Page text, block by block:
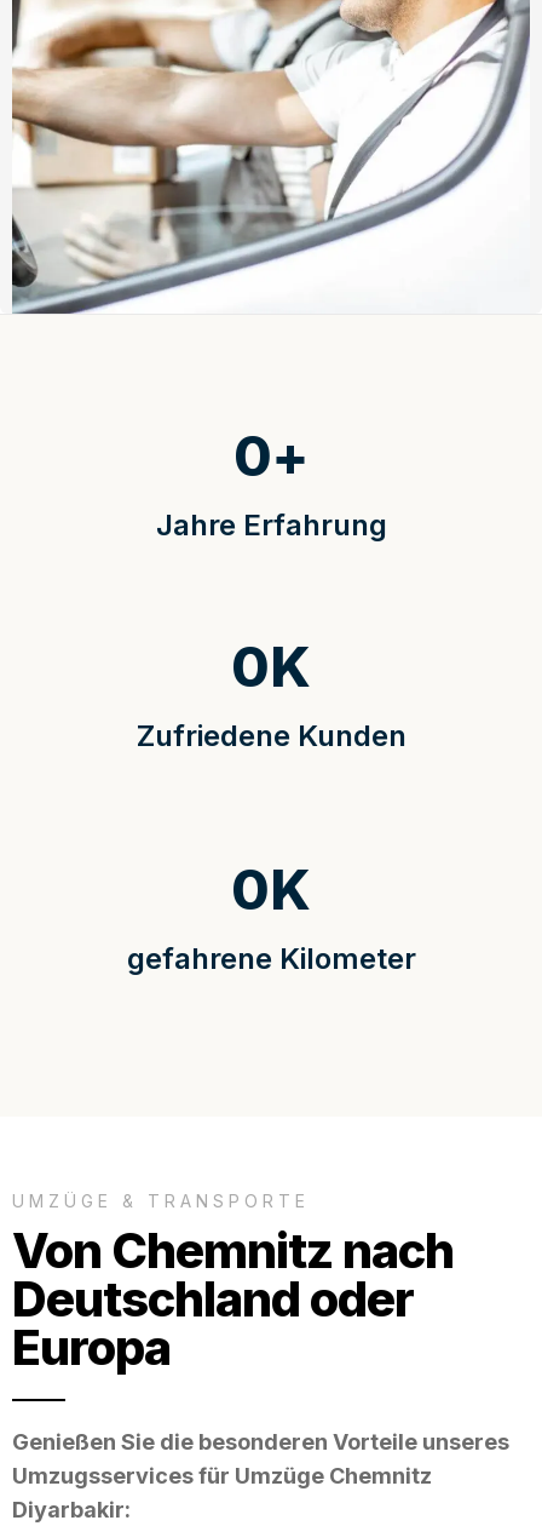
Jahre Erfahrung
0+
Zufriedene Kunden
0K
gefahrene Kilometer
0K
UMZÜGE & TRANSPORTE
Von Chemnitz nach
Deutschland oder
Europa
Genießen Sie die besonderen Vorteile unseres
Umzugsservices für Umzüge Chemnitz
Diyarbakir: